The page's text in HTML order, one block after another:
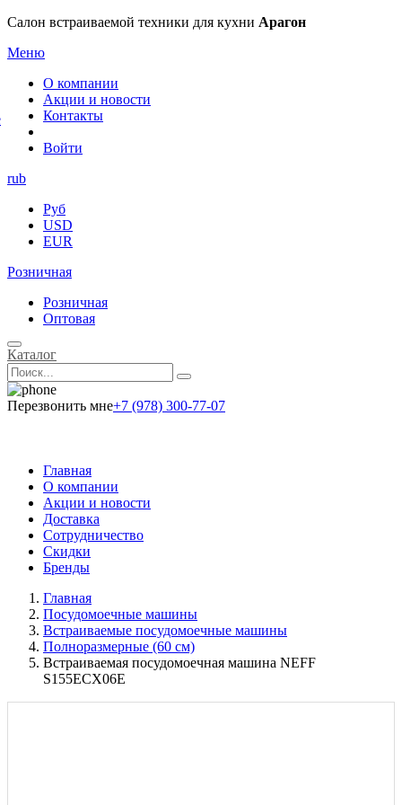
Салон встраиваемой техники для кухни Арагон
Меню
О компании
Акции и новости
Контакты
Войти
rub
Руб
USD
EUR
Розничная
Розничная
Оптовая
Каталог
Перезвонить мне+7 (978) 300-77-07
Главная
О компании
Акции и новости
Доставка
Сотрудничество
Скидки
Бренды
Главная
Посудомоечные машины
Встраиваемые посудомоечные машины
Полноразмерные (60 см)
Встраиваемая посудомоечная машина NEFF
S155ECX06E